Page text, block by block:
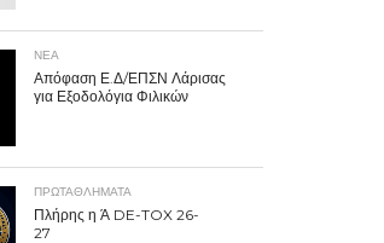
ΝΕΑ
Απόφαση Ε.Δ/ΕΠΣΝ Λάρισας
για Εξοδολόγια Φιλικών
ΠΡΩΤΑΘΛΉΜΑΤΑ
Πλήρης η Ά DE-TOX 26-
27